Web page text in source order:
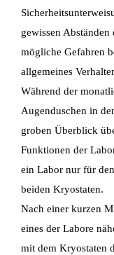
gewissen
mögliche Gefahren
allgemeines
Während der
Augenduschen in
groben Überblick
Funktionen der
ein Labor nur für
beiden Kryostaten.
Nach einer kurzen
eines der Labore
mit dem Kryostaten